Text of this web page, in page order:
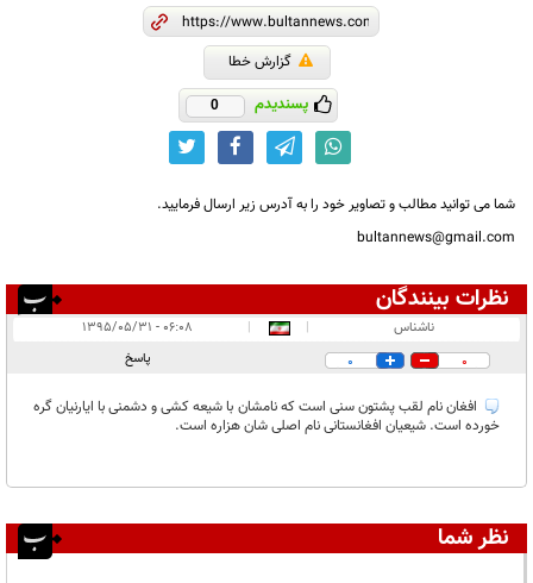
گزارش خطا
پسندیدم 0
شما می توانید مطالب و تصاویر خود را به آدرس زیر ارسال فرمایید.
bultannews@gmail.com
نظرات بینندگان
در انتظار بررسی:
ناشناس |
|
۰۶:۰۸ - ۱۳۹۵/۰۵/۳۱
0
0 پاسخ
افغان نام لقب پشتون سنی است که نامشان با شیعه کشی و دشمنی با ایارنیان گره
خورده است. شیعیان افغانستانی نام اصلی شان هزاره است.
نظر شما